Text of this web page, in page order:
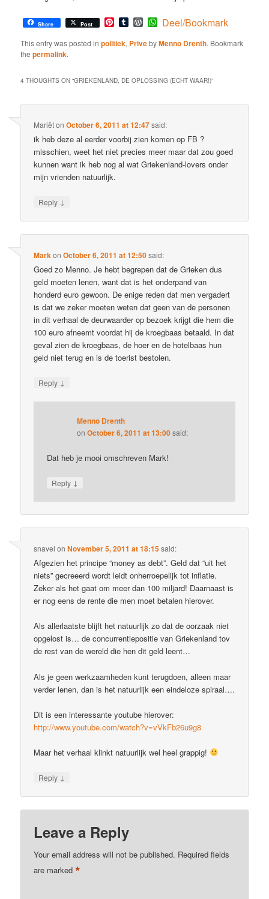
Share Post Pinterest
TumblrWordPress
WhatsApp
Deel/Bookmark
This entry was posted inpolitiek, PrivebyMenno Drenth. Bookmark
thepermalink.
4 THOUGHTS ON “GRIEKENLAND, DE OPLOSSING (ECHT WAAR!)”
MariëtonOctober 6, 2011 at 12:47said:
ik heb deze al eerder voorbij zien komen op FB ?
misschien, weet het niet precies meer maar dat zou goed
kunnen want ik heb nog al wat Griekenland-lovers onder
mijn vrienden natuurlijk.
Reply ↓
MarkonOctober 6, 2011 at 12:50said:
Goed zo Menno. Je hebt begrepen dat de Grieken dus
geld moeten lenen, want dat is het onderpand van
honderd euro gewoon. De enige reden dat men vergadert
is dat we zeker moeten weten dat geen van de personen
in dit verhaal de deurwaarder op bezoek krijgt die hem die
100 euro afneemt voordat hij de kroegbaas betaald. In dat
geval zien de kroegbaas, de hoer en de hotelbaas hun
geld niet terug en is de toerist bestolen.
Reply ↓
Menno Drenth
onOctober 6, 2011 at 13:00said:
Dat heb je mooi omschreven Mark!
Reply ↓
snavel onNovember 5, 2011 at 18:15said:
Afgezien het principe “money as debt”. Geld dat “uit het
niets” gecreeerd wordt leidt onherroepelijk tot inflatie.
Zeker als het gaat om meer dan 100 miljard! Daarnaast is
er nog eens de rente die men moet betalen hierover.
Als allerlaatste blijft het natuurlijk zo dat de oorzaak niet
opgelost is… de concurrentiepositie van Griekenland tov
de rest van de wereld die hen dit geld leent…
Als je geen werkzaamheden kunt terugdoen, alleen maar
verder lenen, dan is het natuurlijk een eindeloze spiraal….
Dit is een interessante youtube hierover:
http://www.youtube.com/watch?v=vVkFb26u9g8
Maar het verhaal klinkt natuurlijk wel heel grappig!
Reply ↓
Leave a Reply
Your email address will not be published. Required fields
are marked*